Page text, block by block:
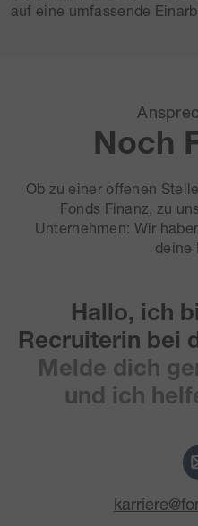
auf eine umfassende
Noch
Ob zu einer offenen
Fonds Finanz, zu
Unternehmen: Wir
deine
Hallo, ich
Recruiterin bei
Melde dich
und ich